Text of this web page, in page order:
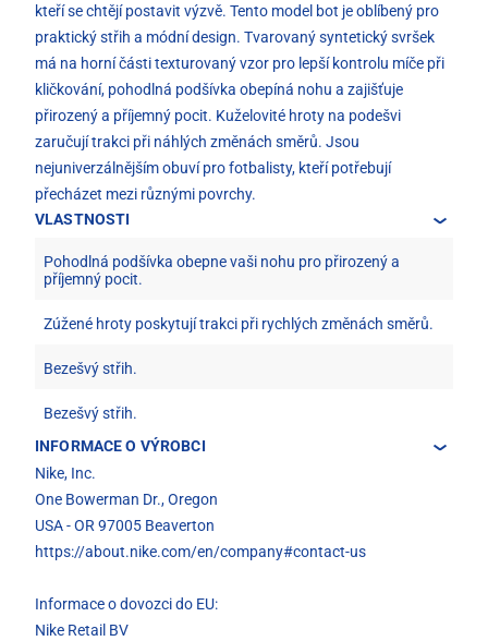
kteří se chtějí postavit výzvě. Tento model bot je oblíbený pro
praktický střih a módní design. Tvarovaný syntetický svršek
má na horní části texturovaný vzor pro lepší kontrolu míče při
kličkování, pohodlná podšívka obepíná nohu a zajišťuje
přirozený a příjemný pocit. Kuželovité hroty na podešvi
zaručují trakci při náhlých změnách směrů. Jsou
nejuniverzálnějším obuví pro fotbalisty, kteří potřebují
přecházet mezi různými povrchy.
VLASTNOSTI
Pohodlná podšívka obepne vaši nohu pro přirozený a
příjemný pocit.
Zúžené hroty poskytují trakci při rychlých změnách směrů.
Bezešvý střih.
Bezešvý střih.
INFORMACE O VÝROBCI
Nike, Inc.
One Bowerman Dr., Oregon
USA - OR 97005 Beaverton
https://about.nike.com/en/company#contact-us
Informace o dovozci do EU:
Nike Retail BV